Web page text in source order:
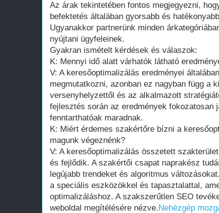
Az árak tekintetében fontos megjegyezni,
befektetés általában gyorsabb és
Ugyanakkor partnerünk minden
nyújtani ügyfeleinek.
Gyakran ismételt kérdések és válaszok:
K: Mennyi idő alatt várhatók látható
V: A keresőoptimalizálás eredményei
megmutatkozni, azonban ez nagyban függ a
versenyhelyzettől és az alkalmazott
fejlesztés során az eredmények fokozatosan
fenntarthatóak maradnak.
K: Miért érdemes szakértőre bízni a
magunk végeznénk?
V: A keresőoptimalizálás összetett
és fejlődik. A szakértői csapat naprakész
legújabb trendeket és algoritmus
a speciális eszközökkel és tapasztalattal,
optimalizáláshoz. A szakszerűtlen SEO
weboldal megítélésére nézve.Nehézgép